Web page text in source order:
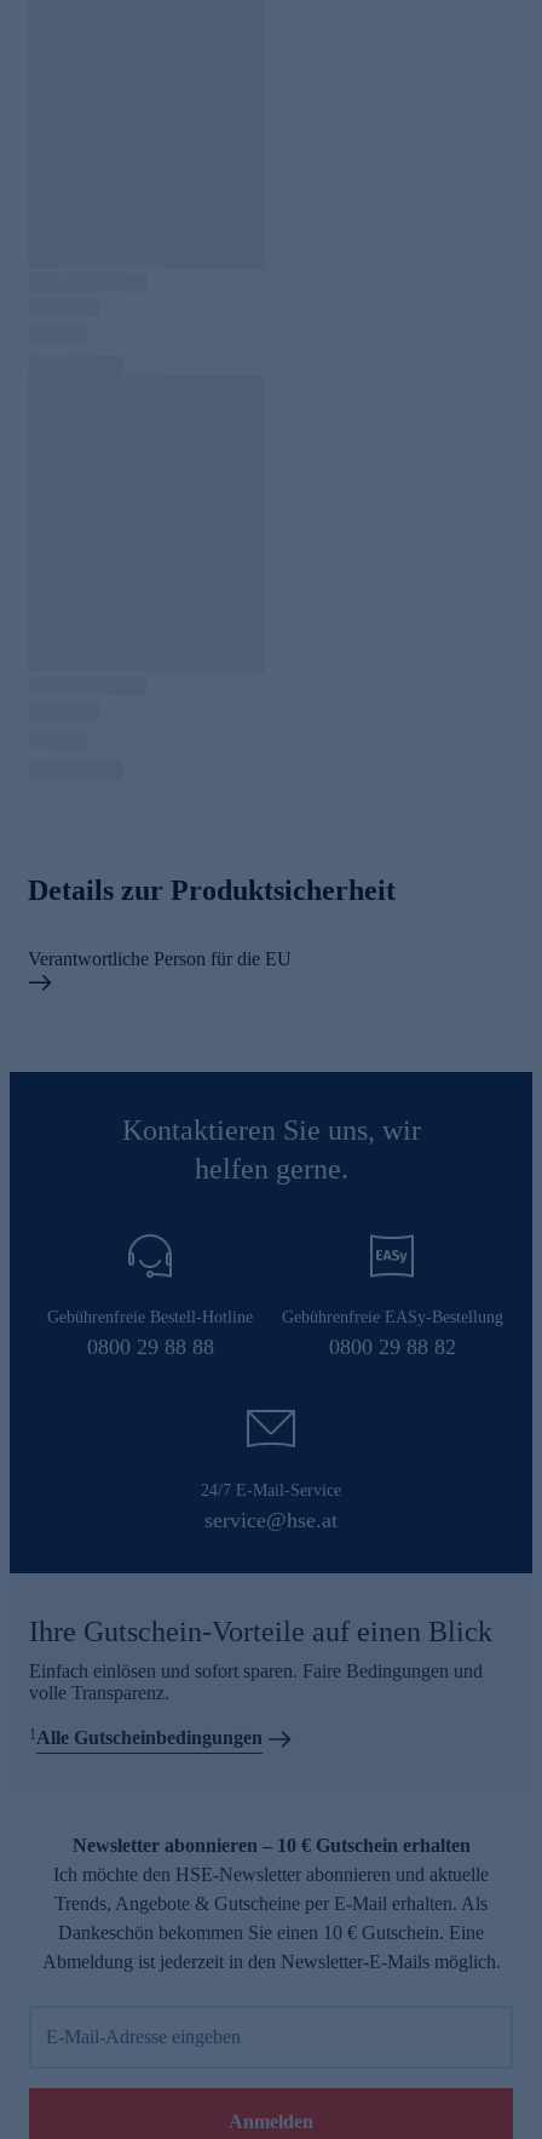
Details zur Produktsicherheit
Verantwortliche Person für die EU
Kontaktieren Sie uns, wir
helfen gerne.
Gebührenfreie Bestell-Hotline
0800 29 88 88
Gebührenfreie EASy-Bestellung
0800 29 88 82
24/7 E-Mail-Service
service@hse.at
Ihre Gutschein-Vorteile auf einen Blick
Einfach einlösen und sofort sparen. Faire Bedingungen und
volle Transparenz.
1 Alle Gutscheinbedingungen
Newsletter abonnieren – 10 € Gutschein erhalten
Ich möchte den HSE-Newsletter abonnieren und aktuelle
Trends, Angebote & Gutscheine per E-Mail erhalten. Als
Dankeschön bekommen Sie einen 10 € Gutschein. Eine
Abmeldung ist jederzeit in den Newsletter-E-Mails möglich.
E-Mail-Adresse eingeben
Anmelden